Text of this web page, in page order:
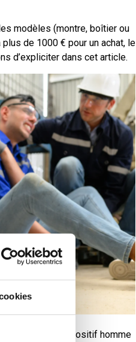
modèles (montre, boîtier ou
de 1000 € pour un achat, le
d’expliciter dans cet article.
choix d’un dispositif homme